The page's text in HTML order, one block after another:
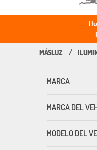
MARCA
MARCA DEL
MODELO DEL